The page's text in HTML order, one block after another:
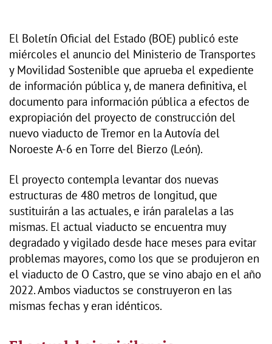
El Boletín Oficial del Estado (BOE) publicó este
miércoles el anuncio del Ministerio de Transportes
y Movilidad Sostenible que aprueba el expediente
de información pública y, de manera definitiva, el
documento para información pública a efectos de
expropiación del proyecto de construcción del
nuevo viaducto de Tremor en la Autovía del
Noroeste A-6 en Torre del Bierzo (León).
El proyecto contempla levantar dos nuevas
estructuras de 480 metros de longitud, que
sustituirán a las actuales, e irán paralelas a las
mismas. El actual viaducto se encuentra muy
degradado y vigilado desde hace meses para evitar
problemas mayores, como los que se produjeron en
el viaducto de O Castro, que se vino abajo en el año
2022. Ambos viaductos se construyeron en las
mismas fechas y eran idénticos.